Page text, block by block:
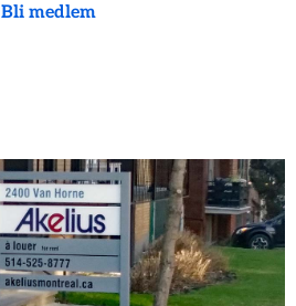
Bli medlem